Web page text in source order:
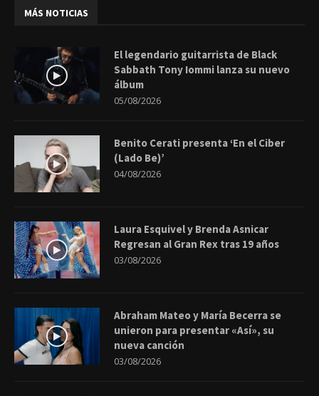
MÁS NOTICIAS
El legendario guitarrista de Black
Sabbath Tony Iommi lanza su nuevo
álbum
05/08/2026
Benito Cerati presenta ‘En el Ciber
(Lado Be)’
04/08/2026
Laura Esquivel y Brenda Asnicar
Regresan al Gran Rex tras 19 años
03/08/2026
Abraham Mateo y María Becerra se
unieron para presentar «Así», su
nueva canción
03/08/2026